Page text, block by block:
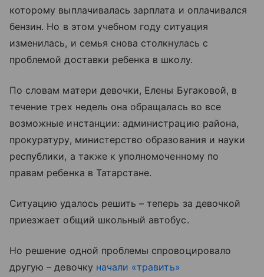
которому выплачивалась зарплата и оплачивался
бензин. Но в этом учебном году ситуация
изменилась, и семья снова столкнулась с
проблемой доставки ребенка в школу.
По словам матери девочки, Елены Бугаковой, в
течение трех недель она обращалась во все
возможные инстанции: администрацию района,
прокуратуру, министерство образования и науки
республики, а также к уполномоченному по
правам ребенка в Татарстане.
Ситуацию удалось решить – теперь за девочкой
приезжает общий школьный автобус.
Но решение одной проблемы спровоцировало
другую – девочку начали «травить»